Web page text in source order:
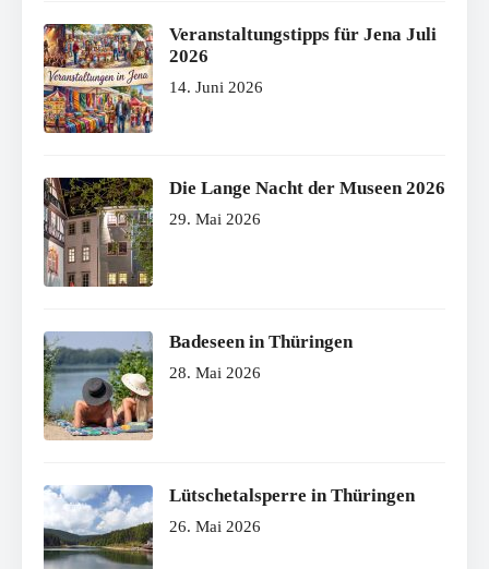
Veranstaltungstipps für Jena Juli
2026
14. Juni 2026
Die Lange Nacht der Museen 2026
29. Mai 2026
Badeseen in Thüringen
28. Mai 2026
Lütschetalsperre in Thüringen
26. Mai 2026